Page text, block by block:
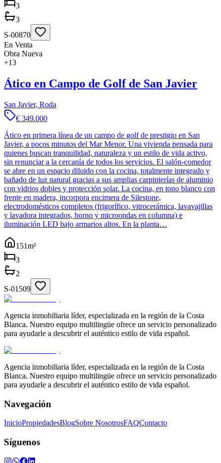
3
3
S-00870
En Venta
Obra Nueva
+13
Ático en Campo de Golf de San Javier
San Javier, Roda
€ 349.000
Ático en primera línea de un campo de golf de prestigio en San
Javier, a pocos minutos del Mar Menor. Una vivienda pensada para
quienes buscan tranquilidad, naturaleza y un estilo de vida activo,
sin renunciar a la cercanía de todos los servicios. El salón-comedor
se abre en un espacio diluido con la cocina, totalmente integrado y
bañado de luz natural gracias a sus amplias carpinterías de aluminio
con vidrios dobles y protección solar. La cocina, en tono blanco con
frente en madera, incorpora encimera de Silestone,
electrodomésticos completos (frigorífico, vitrocerámica, lavavajillas
y lavadora integrados, horno y microondas en columna) e
iluminación LED bajo armarios altos. En la planta…
151m²
3
2
S-01509
Agencia inmobiliaria líder, especializada en la región de la Costa
Blanca. Nuestro equipo multilingüe ofrece un servicio personalizado
para ayudarle a descubrir el auténtico estilo de vida español.
Agencia inmobiliaria líder, especializada en la región de la Costa
Blanca. Nuestro equipo multilingüe ofrece un servicio personalizado
para ayudarle a descubrir el auténtico estilo de vida español.
Navegación
InicioPropiedadesBlogSobre NosotrosFAQContacto
Síguenos